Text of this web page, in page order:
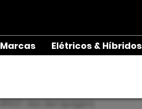
Marcas Elétricos & Híbridos